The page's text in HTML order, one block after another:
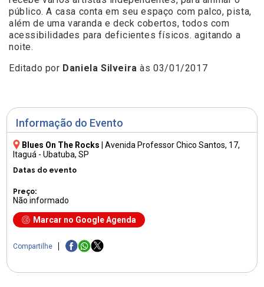
Informação do Evento
Blues On The Rocks |Avenida Professor Chico Santos, 17,
Itaguá - Ubatuba, SP
Datas do evento
Preço:
Não informado
Marcar no Google Agenda
Compartilhe
público. A casa conta em seu espaço com palco, pista,
além de uma varanda e deck cobertos, todos com
acessibilidades para deficientes físicos. agitando a
noite.
Editado por Daniela Silveira às 03/01/2017